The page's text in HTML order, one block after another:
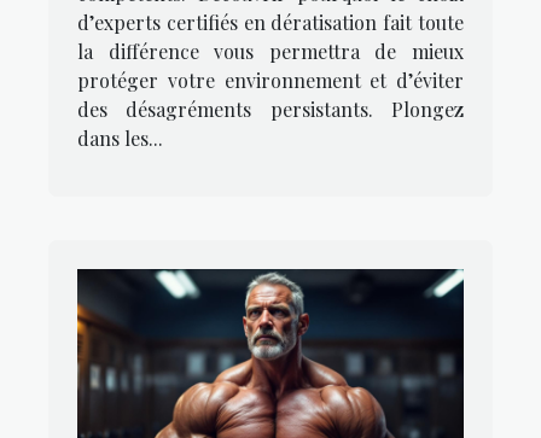
d’experts certifiés en dératisation fait toute
la différence vous permettra de mieux
protéger votre environnement et d’éviter
des désagréments persistants. Plongez
dans les...